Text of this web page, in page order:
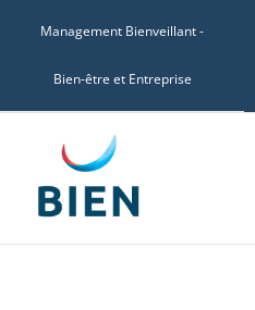
Management Bienveillant -
Bien-être et Entreprise